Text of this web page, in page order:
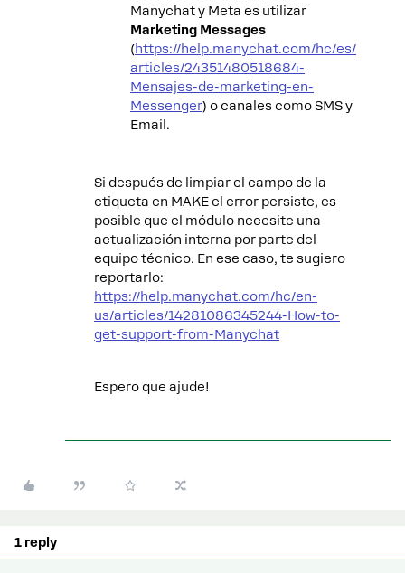
Manychat y Meta es utilizar
Marketing Messages
(https://help.manychat.com/hc/es/
articles/24351480518684-
Mensajes-de-marketing-en-
Messenger) o canales como SMS y
Email.
Si después de limpiar el campo de la
etiqueta en MAKE el error persiste, es
posible que el módulo necesite una
actualización interna por parte del
equipo técnico. En ese caso, te sugiero
reportarlo:
https://help.manychat.com/hc/en-
us/articles/14281086345244-How-to-
get-support-from-Manychat
Espero que ajude!
1 reply